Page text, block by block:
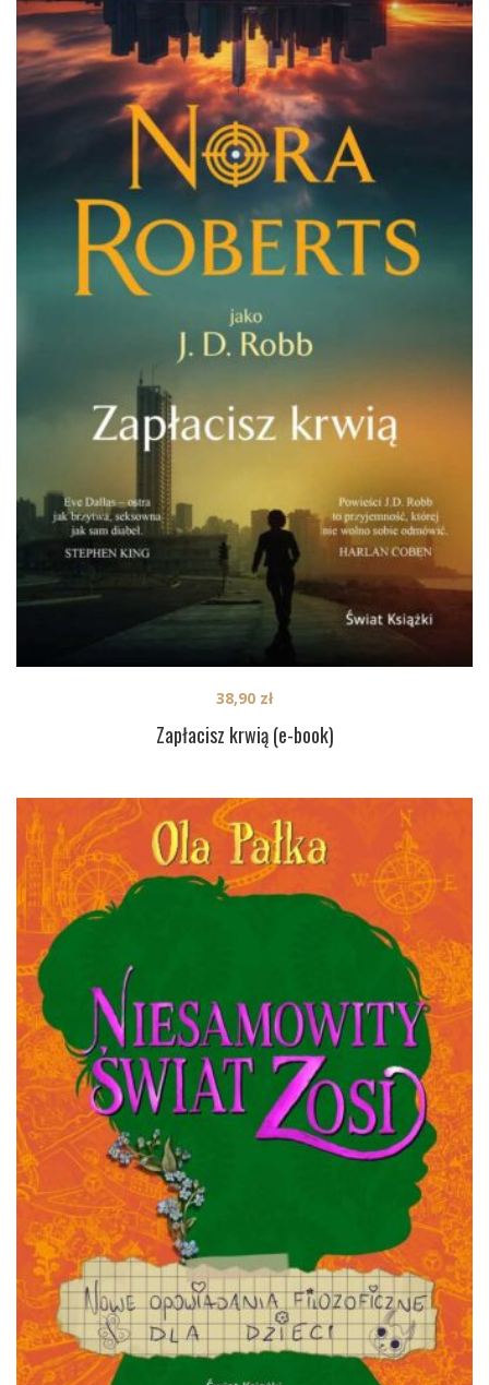
Zapłacisz krwią (e-book)
38,90 zł